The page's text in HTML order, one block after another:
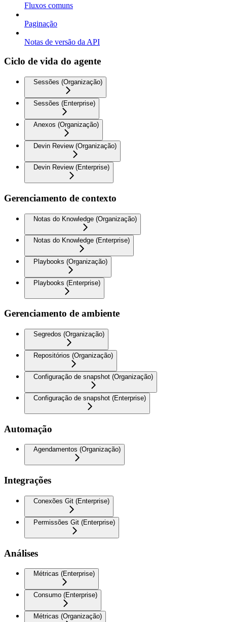
Fluxos comuns
Paginação
Notas de versão da API
Ciclo de vida do agente
Sessões (Organização)
Sessões (Enterprise)
Anexos (Organização)
Devin Review (Organização)
Devin Review (Enterprise)
Gerenciamento de contexto
Notas do Knowledge (Organização)
Notas do Knowledge (Enterprise)
Playbooks (Organização)
Playbooks (Enterprise)
Gerenciamento de ambiente
Segredos (Organização)
Repositórios (Organização)
Configuração de snapshot (Organização)
Configuração de snapshot (Enterprise)
Automação
Agendamentos (Organização)
Integrações
Conexões Git (Enterprise)
Permissões Git (Enterprise)
Análises
Métricas (Enterprise)
Consumo (Enterprise)
Métricas (Organização)